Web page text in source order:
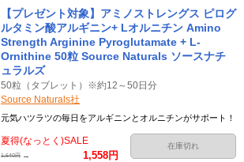
【プレゼント対象】アミノストレングス ピログ
ルタミン酸アルギニン+ Lオルニチン Amino
Strength Arginine Pyroglutamate + L-
Ornithine 50粒 Source Naturals ソースナチ
ュラルズ
50粒（タブレット）※約12～50日分
Source Naturals社
元気ハツラツの毎日をアルギニンとオルニチンがサポート！
夏得(なっとく)SALE
1,640円 → 1,558円
在庫切れ